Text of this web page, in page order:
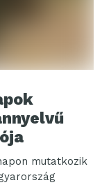
mutatkozik